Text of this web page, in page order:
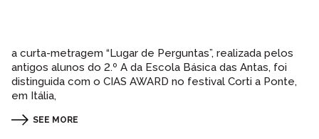
a curta-metragem “Lugar de Perguntas”, realizada pelos
antigos alunos do 2.º A da Escola Básica das Antas, foi
distinguida com o CIAS AWARD no festival Corti a Ponte,
em Itália,
SEE MORE